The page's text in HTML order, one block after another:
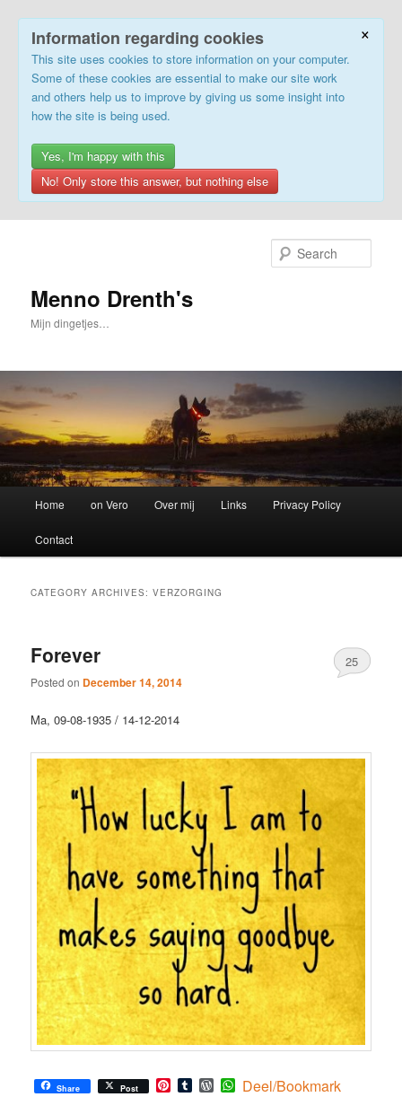
×
Information regarding cookies
This site uses cookies to store information on your computer.
Some of these cookies are essential to make our site work
and others help us to improve by giving us some insight into
how the site is being used.
Yes, I'm happy with this
No! Only store this answer, but nothing else
Menno Drenth's
Mijn dingetjes…
Home on Vero Over mij Links Privacy Policy
Contact
CATEGORY ARCHIVES:VERZORGING
Forever
Posted on December 14, 2014
25
Ma, 09-08-1935 / 14-12-2014
Share Post Pinterest
TumblrWordPress
WhatsApp
Deel/Bookmark